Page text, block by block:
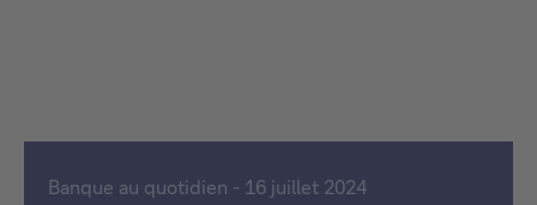
Banque au quotidien - 16 juillet 2024